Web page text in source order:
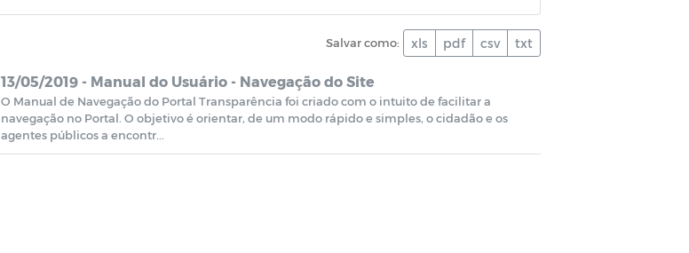
Salvar como: xls pdf csv txt
13/05/2019 - Manual do Usuário - Navegação do Site
O Manual de Navegação do Portal Transparência foi criado com o intuito de facilitar a
navegação no Portal. O objetivo é orientar, de um modo rápido e simples, o cidadão e os
agentes públicos a encontr...